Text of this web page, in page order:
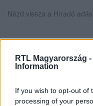
RTL Magyarország -
Information
If you wish to opt-out of
processing of your
Nézd vissza a Híradó
Itt állítsd be,
legyen a Google-